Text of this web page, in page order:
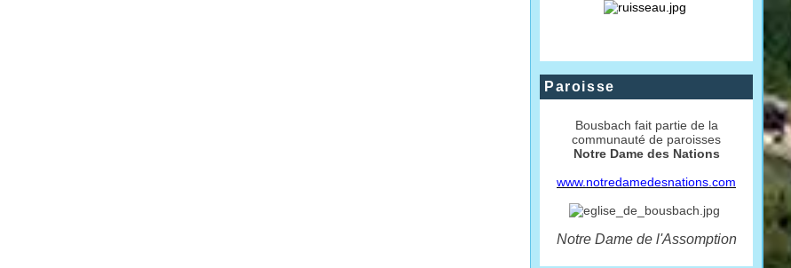
Paroisse
Bousbach fait partie de la
communauté de paroisses
Notre Dame des Nations
www.notredamedesnations.com
Notre Dame de l'Assomption